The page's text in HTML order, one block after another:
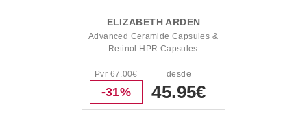
ELIZABETH ARDEN
Advanced Ceramide Capsules &
Retinol HPR Capsules
Pvr 67.00€
-31%
desde
45.95€